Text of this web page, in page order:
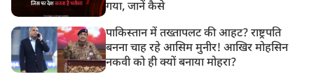
गया, जानें कैसे
पाकिस्तान में तख्तापलट की आहट? राष्ट्रपति
बनना चाह रहे आसिम मुनीर! आखिर मोहसिन
नकवी को ही क्यों बनाया मोहरा?